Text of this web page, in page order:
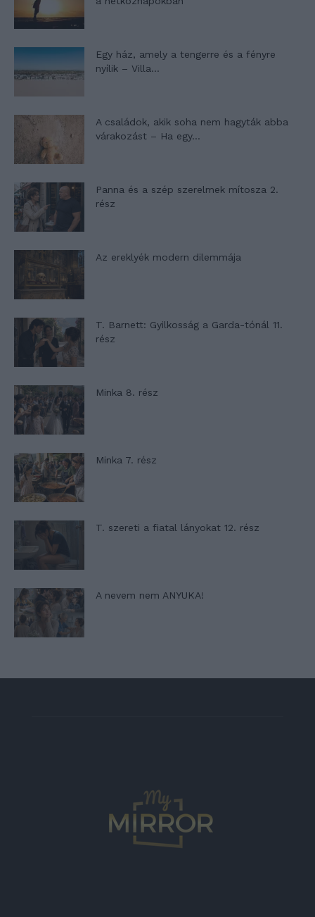
Egy ház, amely a tengerre és a fényre
nyílik – Villa...
A családok, akik soha nem hagyták abba
várakozást – Ha egy...
Panna és a szép szerelmek mítosza 2.
rész
Az ereklyék modern dilemmája
T. Barnett: Gyilkosság a Garda-tónál 11.
rész
Minka 8. rész
Minka 7. rész
T. szereti a fiatal lányokat 12. rész
A nevem nem ANYUKA!